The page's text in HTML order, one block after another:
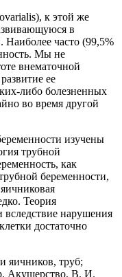
к этой же
в
Наиболее часто (99,5%
Мы не
внематочной
ее
либо болезненных
во время другой
изучены
трубной
как
беременности,
Теория
вследствие нарушения
достаточно
яичников, труб;
Акушерство, В. И.